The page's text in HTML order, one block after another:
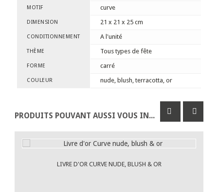
MOTIF curve
DIMENSION 21 x 21 x 25 cm
CONDITIONNEMENT A l'unité
THÈME Tous types de fête
FORME carré
COULEUR nude, blush, terracotta, or
PRODUITS POUVANT AUSSI VOUS INTÉRESSER
LIVRE D'OR CURVE NUDE, BLUSH & OR